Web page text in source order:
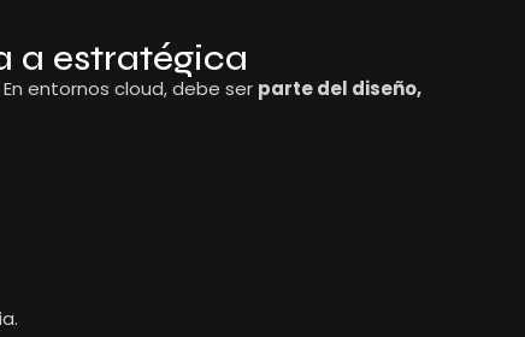
a estratégica
entornos cloud, debe ser parte del diseño,